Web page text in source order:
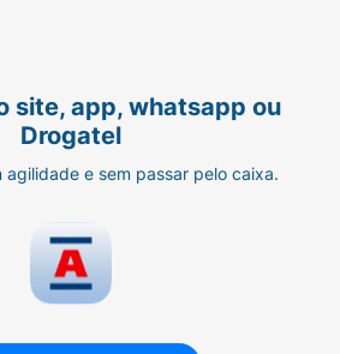
site, app, whatsapp ou
Drogatel
agilidade e sem passar pelo caixa.